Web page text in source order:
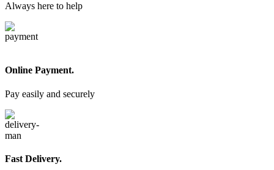
Always here to help
Online Payment.
Pay easily and securely
Fast Delivery.